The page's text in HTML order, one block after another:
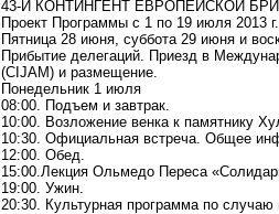
43-Й КОНТИНГЕНТ ЕВРОПЕЙСКОЙ
Проект Программы с 1 по 19 июля 2013 г.
Пятница 28 июня, суббота 29 июня и
Прибытие делегаций. Приезд в
(CIJAM) и размещение.
Понедельник 1 июля
08:00. Подъем и завтрак.
10:00. Возложение венка к памятнику
10:30. Официальная встреча. Общее
12:00. Обед.
15:00.Лекция Ольмедо Переса
19:00. Ужин.
20:30. Культурная программа по случаю